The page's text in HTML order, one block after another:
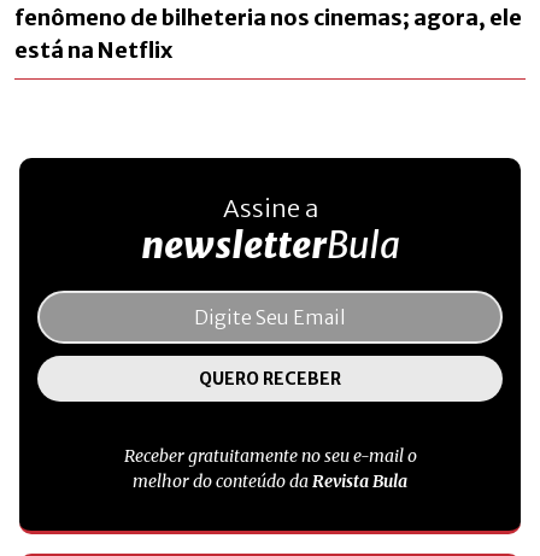
fenômeno de bilheteria nos cinemas; agora, ele
está na Netflix
Assine a
newsletterBula
Receber gratuitamente no seu e-mail o
melhor do conteúdo daRevista Bula